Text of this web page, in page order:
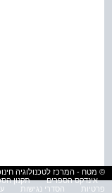
© מטח - המרכז לטכנולוגיה
אינדקס הספרים
תקנון
פרטיות
הסדרי נגישות